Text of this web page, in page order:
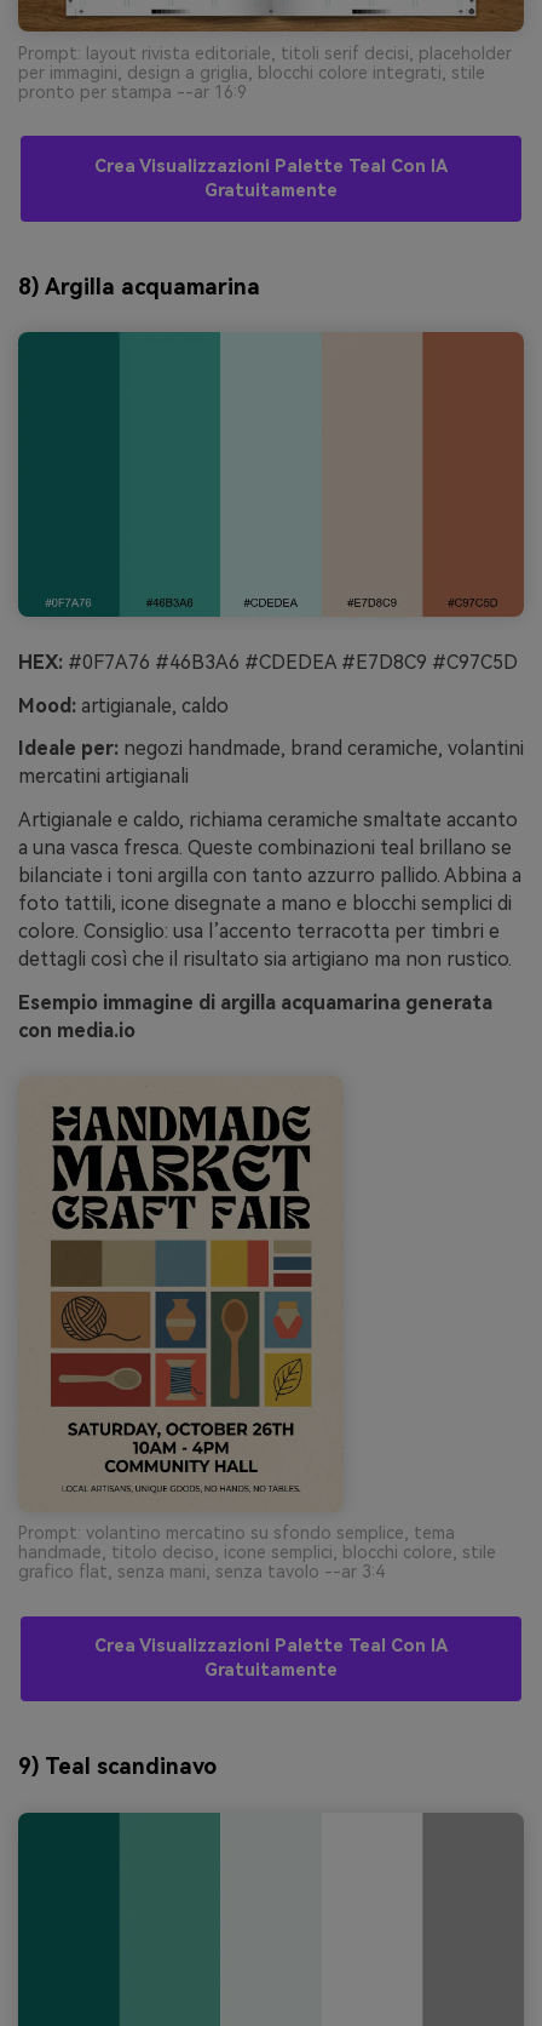
Prompt: layout rivista editoriale, titoli serif decisi, placeholder
per immagini, design a griglia, blocchi colore integrati, stile
pronto per stampa --ar 16:9
Crea Visualizzazioni Palette Teal Con IA
Gratuitamente
8) Argilla acquamarina
HEX: #0F7A76 #46B3A6 #CDEDEA #E7D8C9 #C97C5D
Mood: artigianale, caldo
Ideale per: negozi handmade, brand ceramiche, volantini
mercatini artigianali
Artigianale e caldo, richiama ceramiche smaltate accanto
a una vasca fresca. Queste combinazioni teal brillano se
bilanciate i toni argilla con tanto azzurro pallido. Abbina a
foto tattili, icone disegnate a mano e blocchi semplici di
colore. Consiglio: usa l’accento terracotta per timbri e
dettagli così che il risultato sia artigiano ma non rustico.
Esempio immagine di argilla acquamarina generata
con media.io
Prompt: volantino mercatino su sfondo semplice, tema
handmade, titolo deciso, icone semplici, blocchi colore, stile
grafico flat, senza mani, senza tavolo --ar 3:4
Crea Visualizzazioni Palette Teal Con IA
Gratuitamente
9) Teal scandinavo